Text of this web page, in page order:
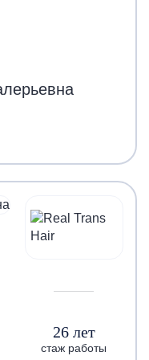
26 лет
стаж работы